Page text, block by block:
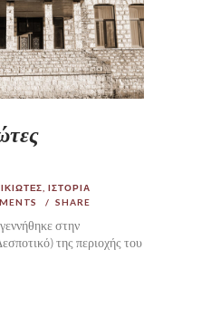
,ΙΣΤΟΡΙΑ
SHARE
στην
της περιοχής του